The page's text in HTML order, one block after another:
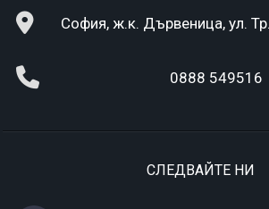
София, ж.к. Дървеница, ул.
0888 549516
СЛЕДВАЙТЕ НИ